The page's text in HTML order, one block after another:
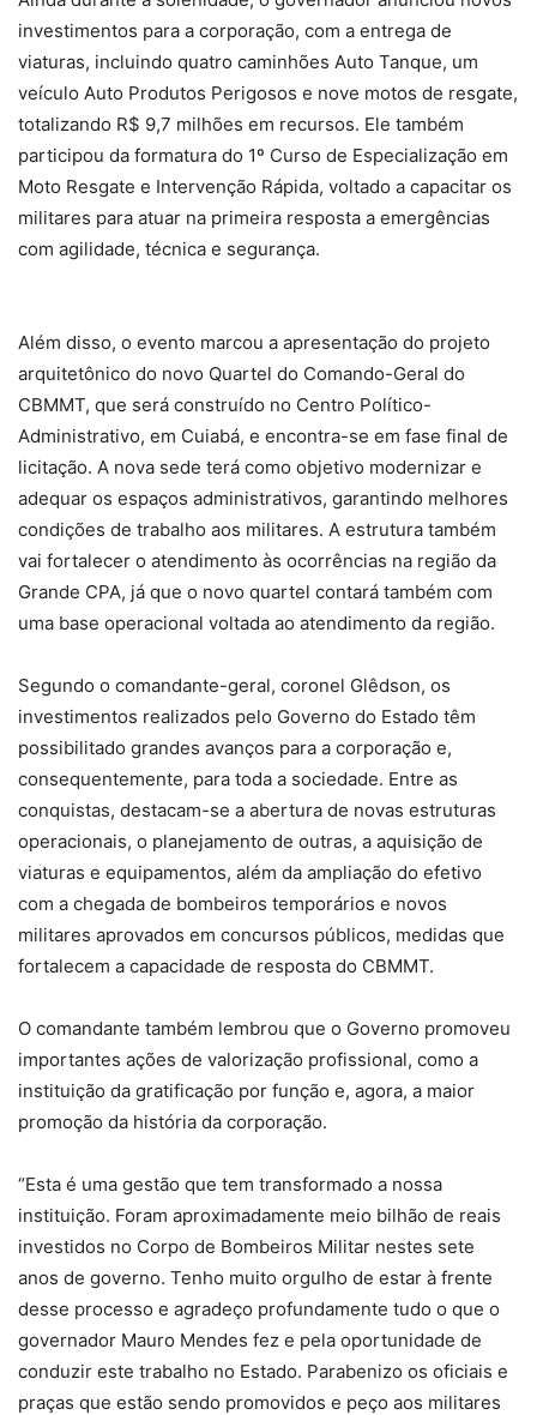
investimentos para a corporação, com a entrega de
viaturas, incluindo quatro caminhões Auto Tanque, um
veículo Auto Produtos Perigosos e nove motos de resgate,
totalizando R$ 9,7 milhões em recursos. Ele também
participou da formatura do 1º Curso de Especialização em
Moto Resgate e Intervenção Rápida, voltado a capacitar os
militares para atuar na primeira resposta a emergências
com agilidade, técnica e segurança.
Além disso, o evento marcou a apresentação do projeto
arquitetônico do novo Quartel do Comando-Geral do
CBMMT, que será construído no Centro Político-
Administrativo, em Cuiabá, e encontra-se em fase final de
licitação. A nova sede terá como objetivo modernizar e
adequar os espaços administrativos, garantindo melhores
condições de trabalho aos militares. A estrutura também
vai fortalecer o atendimento às ocorrências na região da
Grande CPA, já que o novo quartel contará também com
uma base operacional voltada ao atendimento da região.
Segundo o comandante-geral, coronel Glêdson, os
investimentos realizados pelo Governo do Estado têm
possibilitado grandes avanços para a corporação e,
consequentemente, para toda a sociedade. Entre as
conquistas, destacam-se a abertura de novas estruturas
operacionais, o planejamento de outras, a aquisição de
viaturas e equipamentos, além da ampliação do efetivo
com a chegada de bombeiros temporários e novos
militares aprovados em concursos públicos, medidas que
fortalecem a capacidade de resposta do CBMMT.
O comandante também lembrou que o Governo promoveu
importantes ações de valorização profissional, como a
instituição da gratificação por função e, agora, a maior
promoção da história da corporação.
“Esta é uma gestão que tem transformado a nossa
instituição. Foram aproximadamente meio bilhão de reais
investidos no Corpo de Bombeiros Militar nestes sete
anos de governo. Tenho muito orgulho de estar à frente
desse processo e agradeço profundamente tudo o que o
governador Mauro Mendes fez e pela oportunidade de
conduzir este trabalho no Estado. Parabenizo os oficiais e
praças que estão sendo promovidos e peço aos militares